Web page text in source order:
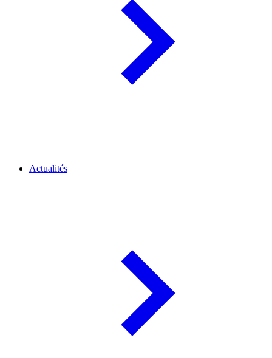
Actualités